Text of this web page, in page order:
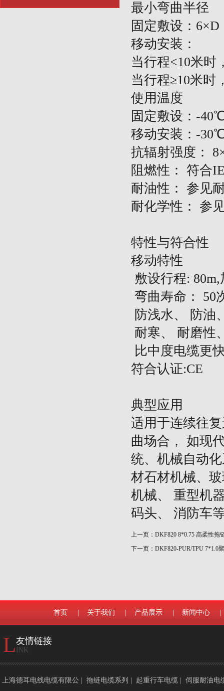
最小弯曲半径
固定敷设： 6×D
移动安装：
当行程<10米时
当行程≥10米时
使用温度
固定敷设： -
移动安装： -
抗辐射强度：
阻燃性：
符合
耐油性：
参见
耐化学性：
参
特性与符合性
移动特性
敷设行程:
弯曲寿命：
50
防浅水、
防油
耐寒、
耐磨性
比中度电缆更
符合认证:CE
典型应用
适用于连续往
曲场合，
如现
统、机械自动
材石材机械、
机械、
重型机
码头、
消防车
上一页： DKF820 8*0.75 高柔性拖
下一页： DKF820-PUR/TPU 7*1.0
首页 关于我们 产品展示 新闻中心
L友情链接
INK
上海德耳电线电缆有限公 拖链电缆系列 起重行车电缆 伺服耐油电